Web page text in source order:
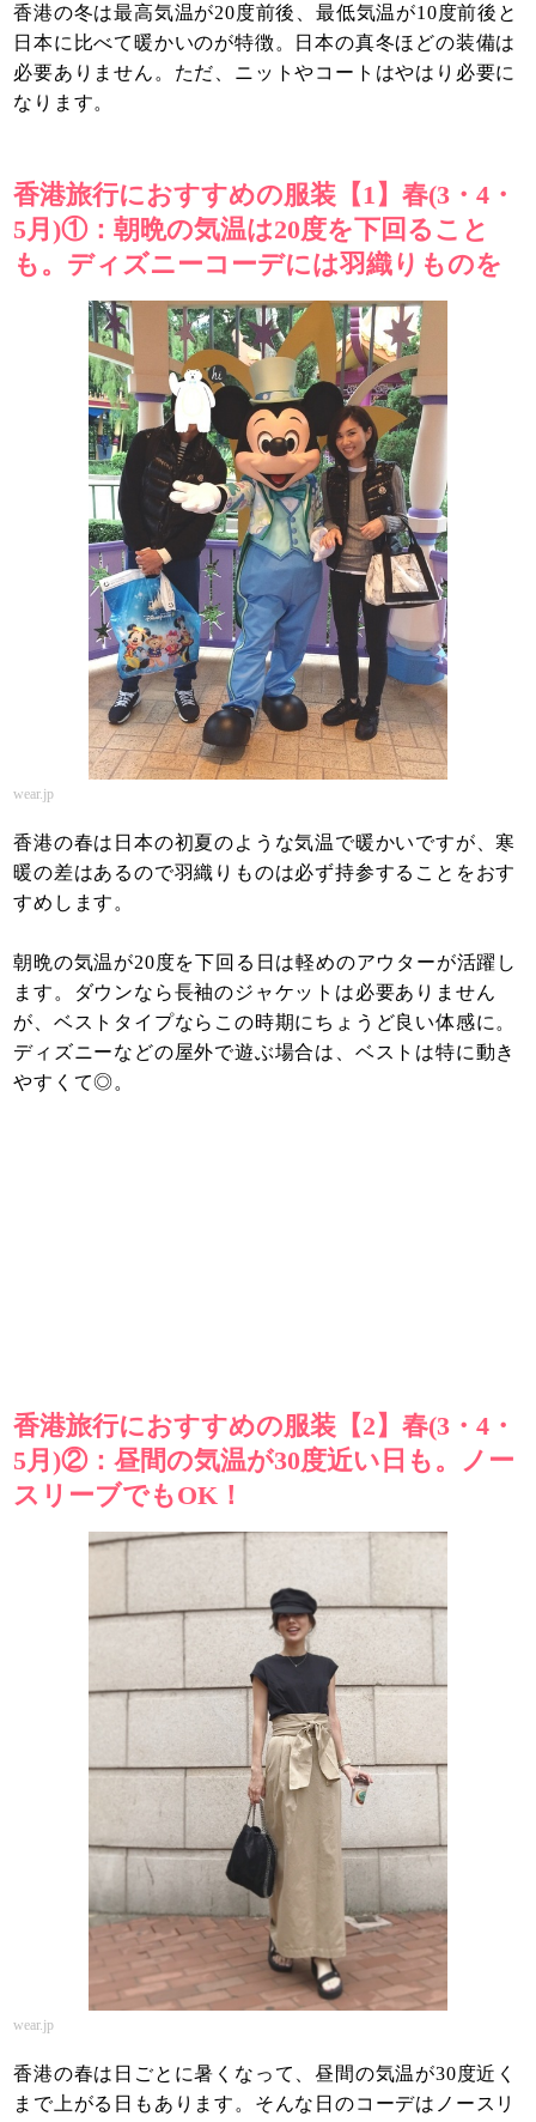
香港の冬は最高気温が20度前後、最低気温が10度前後と
日本に比べて暖かいのが特徴。日本の真冬ほどの装備は
必要ありません。ただ、ニットやコートはやはり必要に
なります。
香港旅行におすすめの服装【1】春(3・4・
5月)①：朝晩の気温は20度を下回ること
も。ディズニーコーデには羽織りものを
wear.jp
香港の春は日本の初夏のような気温で暖かいですが、寒
暖の差はあるので羽織りものは必ず持参することをおす
すめします。
朝晩の気温が20度を下回る日は軽めのアウターが活躍し
ます。ダウンなら長袖のジャケットは必要ありません
が、ベストタイプならこの時期にちょうど良い体感に。
ディズニーなどの屋外で遊ぶ場合は、ベストは特に動き
やすくて◎。
香港旅行におすすめの服装【2】春(3・4・
5月)②：昼間の気温が30度近い日も。ノー
スリーブでもOK！
wear.jp
香港の春は日ごとに暑くなって、昼間の気温が30度近く
まで上がる日もあります。そんな日のコーデはノースリ